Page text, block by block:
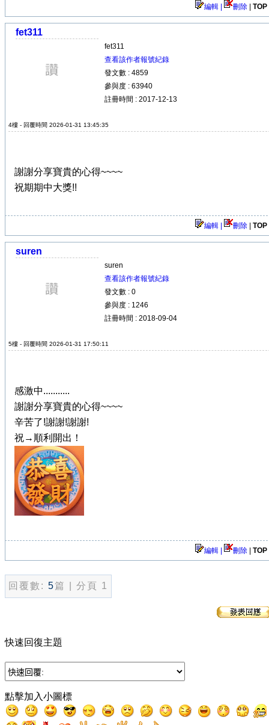
編輯 | 刪除 TOP
fet311
fet311
查看該作者報號紀錄
發文數 : 4859
參與度 : 63940
註冊時間 : 2017-12-13
4樓 - 回覆時間 2026-01-31 13:45:35
謝謝分享寶貴的心得~~~~
祝期期中大獎!!
編輯 | 刪除 TOP
suren
suren
查看該作者報號紀錄
發文數 : 0
參與度 : 1246
註冊時間 : 2018-09-04
5樓 - 回覆時間 2026-01-31 17:50:11
感激中...........
謝謝分享寶貴的心得~~~~
辛苦了!謝謝!謝謝!
祝→順利開出！
編輯 | 刪除 TOP
回覆數: 5篇 | 分頁 1
快速回復主題
點擊加入小圖標